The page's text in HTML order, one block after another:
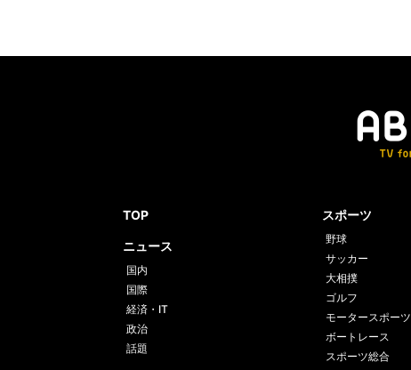
TOP
ニュース
国内
国際
経済・IT
政治
話題
スポーツ
野球
サッカー
大相撲
ゴルフ
モータースポーツ
ボートレース
スポーツ総合